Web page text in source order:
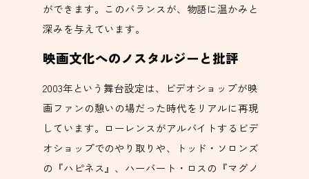
ができます。このバランスが、物語に温かみと
深みを与えています。
映画文化へのノスタルジーと批評
2003年という舞台設定は、ビデオショップが映
画ファンの憩いの場だった時代をリアルに再現
しています。ローレンスがアルバイトするビデ
オショップでのやり取りや、トッド・ソロンズ
の『ハピネス』、ハーバート・ロスの『マグノ